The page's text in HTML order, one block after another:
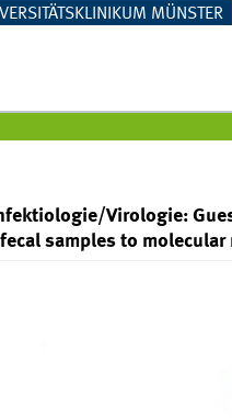
MÜNSTER
Virologie:
samples to molecular